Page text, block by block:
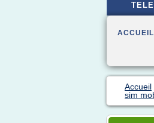
ACCUEIL
Accueil
sim